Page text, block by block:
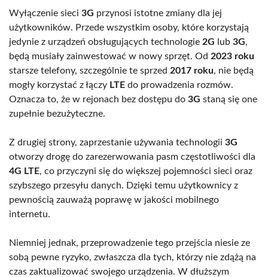
Wyłączenie sieci 3G przynosi istotne zmiany dla jej
użytkowników. Przede wszystkim osoby, które korzystają
jedynie z urządzeń obsługujących technologie 2G lub 3G,
będą musiały zainwestować w nowy sprzęt. Od 2023 roku
starsze telefony, szczególnie te sprzed 2017 roku, nie będą
mogły korzystać z łączy LTE do prowadzenia rozmów.
Oznacza to, że w rejonach bez dostępu do 3G staną się one
zupełnie bezużyteczne.
Z drugiej strony, zaprzestanie używania technologii 3G
otworzy drogę do zarezerwowania pasm częstotliwości dla
4G LTE, co przyczyni się do większej pojemności sieci oraz
szybszego przesyłu danych. Dzięki temu użytkownicy z
pewnością zauważą poprawę w jakości mobilnego
internetu.
Niemniej jednak, przeprowadzenie tego przejścia niesie ze
sobą pewne ryzyko, zwłaszcza dla tych, którzy nie zdążą na
czas zaktualizować swojego urządzenia. W dłuższym